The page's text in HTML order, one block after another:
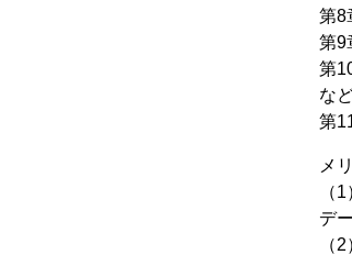
第8
第9
第
な
第
メ
（
デ
（